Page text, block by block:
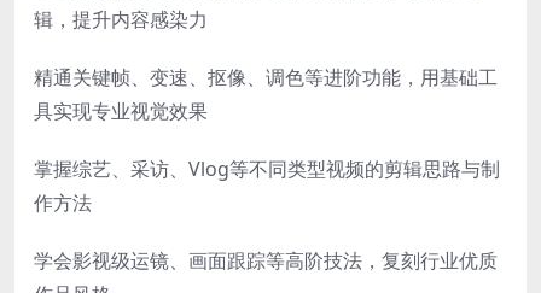
辑，提升内容感染力
精通关键帧、变速、抠像、调色等进阶功能，用基础工
具实现专业视觉效果
掌握综艺、采访、Vlog等不同类型视频的剪辑思路与制
作方法
学会影视级运镜、画面跟踪等高阶技法，复刻行业优质